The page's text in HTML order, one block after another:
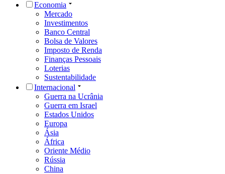
Economia
Mercado
Investimentos
Banco Central
Bolsa de Valores
Imposto de Renda
Finanças Pessoais
Loterias
Sustentabilidade
Internacional
Guerra na Ucrânia
Guerra em Israel
Estados Unidos
Europa
Ásia
África
Oriente Médio
Rússia
China